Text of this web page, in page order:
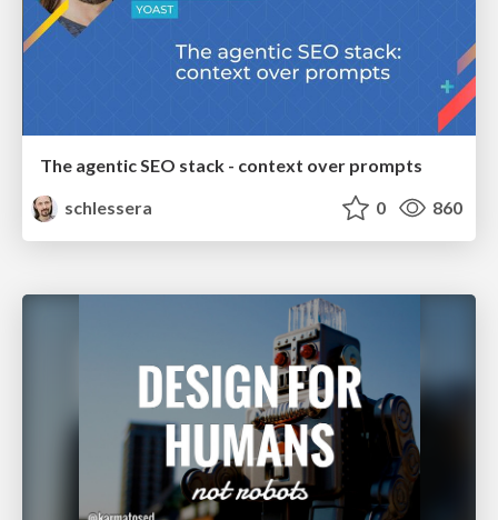
The agentic SEO stack - context over prompts
schlessera
0 860